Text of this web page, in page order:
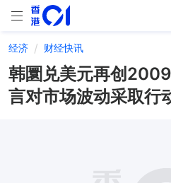
经济 财经快讯
韩圜兑美元再创
言对市场波动采取行